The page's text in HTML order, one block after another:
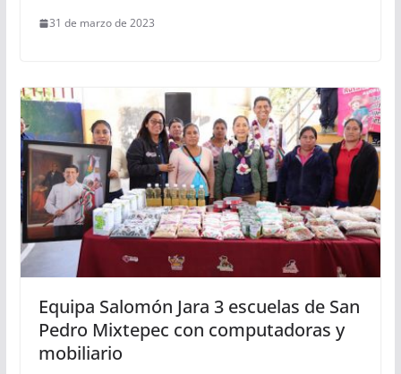
31 de marzo de 2023
Equipa Salomón Jara 3 escuelas de San
Pedro Mixtepec con computadoras y
mobiliario